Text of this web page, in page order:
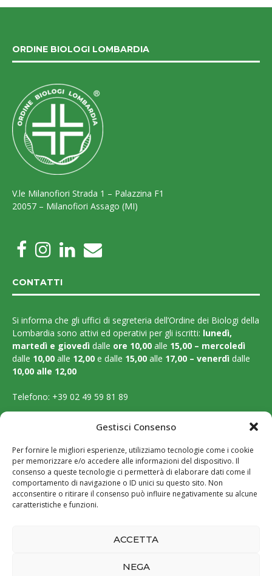
Gestisci Consenso
Per fornire le migliori esperienze, utilizziamo tecnologie come i cookie
per memorizzare e/o accedere alle informazioni del dispositivo. Il
consenso a queste tecnologie ci permetterà di elaborare dati come il
comportamento di navigazione o ID unici su questo sito. Non
acconsentire o ritirare il consenso può influire negativamente su alcune
caratteristiche e funzioni.
ACCETTA
NEGA
ORDINE BIOLOGI LOMBARDIA
V.le Milanofiori Strada 1 – Palazzina F1
20057 – Milanofiori Assago (MI)
CONTATTI
Si informa che gli uffici di segreteria dell’Ordine dei Biologi della
Lombardia sono attivi ed operativi per gli iscritti: lunedì,
martedì e giovedì dalle ore 10,00 alle 15,00 – mercoledì
dalle 10,00 alle 12,00 e dalle 15,00 alle 17,00 – venerdì dalle
10,00 alle 12,00
Telefono: +39 02 49 59 81 89
segreteria@ordinebiologilombardia.it
LEGAL PAGES
Amministrazione trasparente